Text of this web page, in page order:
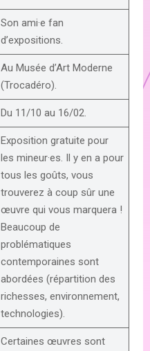
Son ami·e fan
d’expositions.
Au Musée d’Art Moderne
(Trocadéro).
Du 11/10 au 16/02.
Exposition gratuite pour
les mineur·es. Il y en a pour
tous les goûts, vous
trouverez à coup sûr une
œuvre qui vous marquera !
Beaucoup de
problématiques
contemporaines sont
abordées (répartition des
richesses, environnement,
technologies).
Certaines œuvres sont